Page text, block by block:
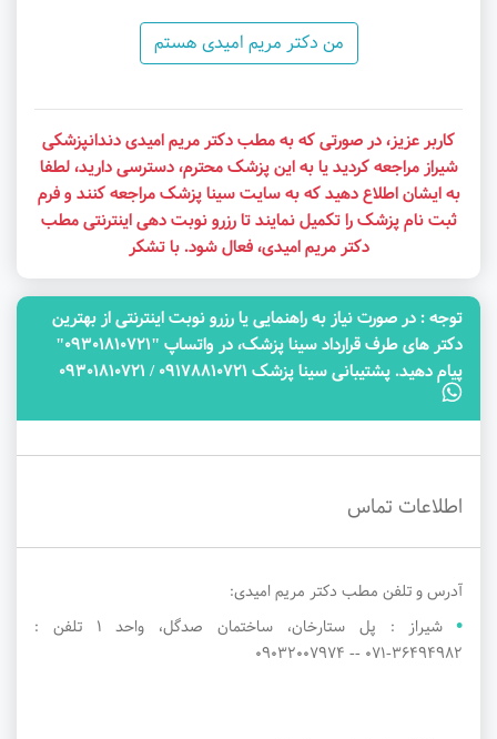
من دکتر مریم امیدی هستم
کاربر عزیز، در صورتی که به مطب دکتر مریم امیدی دندانپزشکی
شیراز مراجعه کردید یا به این پزشک محترم، دسترسی دارید، لطفا
به ایشان اطلاع دهید که به سایت سینا پزشک مراجعه کنند و فرم
ثبت نام پزشک را تکمیل نمایند تا رزرو نوبت دهی اینترنتی مطب
دکتر مریم امیدی، فعال شود. با تشکر
توجه‌ : در صورت نیاز به راهنمایی یا رزرو نوبت اینترنتی از بهترین
دکتر های طرف قرارداد سینا پزشک، در واتساپ "09301810721"
پیام دهید. پشتیبانی سینا پزشک 09178810721 / 09301810721
اطلاعات تماس
آدرس و تلفن مطب دکتر مریم امیدی:
شیراز : پل ستارخان، ساختمان صدگل، واحد ۱ تلفن :
۳۶۴۹۴۹۸۲-071 -- ۰۹۰۳۲۰۰۷۹۷۴